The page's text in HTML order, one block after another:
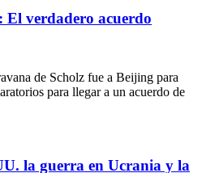
verdadero acuerdo
de Scholz fue a Beijing para
para llegar a un acuerdo de
la guerra en Ucrania y la